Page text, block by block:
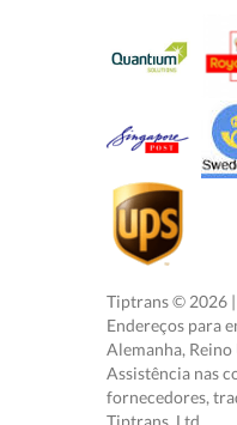
Tiptrans © 2026 |
Endereços para
Alemanha, Reino
Assistência nas
fornecedores,
Tiptrans, Ltd.